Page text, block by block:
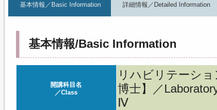
基本情報／Basic Information 詳細情報／Detailed Information
基本情報/Basic Information
開講科目名
／Class
リハビリテーシ
博士】／
Ⅳ